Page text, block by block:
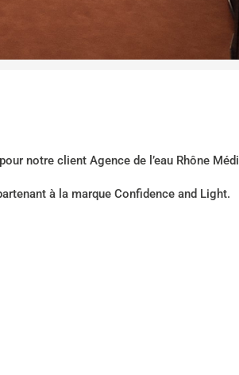
notre client Agence de l’eau Rhône
à la marque Confidence and Light.